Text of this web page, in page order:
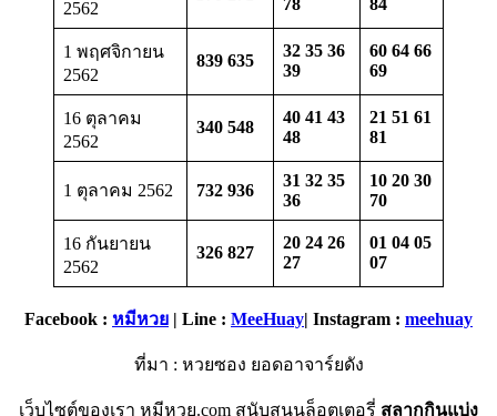
2562
1 พฤศจิกายน
2562
839 635
32 35 36
39
60 64 66
69
16 ตุลาคม
2562
340 548
40 41 43
48
21 51 61
81
1 ตุลาคม 2562 732 936
31 32 35
36
10 20 30
70
16 กันยายน
2562
326 827
20 24 26
27
01 04 05
07
Facebook : หมีหวย | Line : MeeHuay| Instagram : meehuay
ที่มา : หวยซอง ยอดอาจาร์ยดัง
เว็บไซต์ของเรา หมีหวย.com สนับสนุนล็อตเตอรี่ สลากกินแบ่ง